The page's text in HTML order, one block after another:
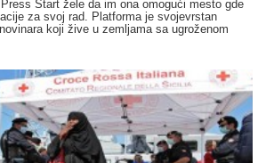
Start žele da im ona omogući mesto gde
za svoj rad. Platforma je svojevrstan
koji žive u zemljama sa ugroženom